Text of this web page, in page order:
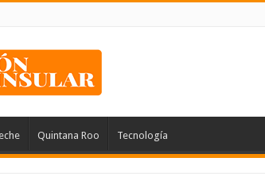
Quintana Roo Tecnología